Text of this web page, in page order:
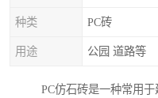
种类 PC砖
用途 公园 道路等
PC仿石砖是一种常用